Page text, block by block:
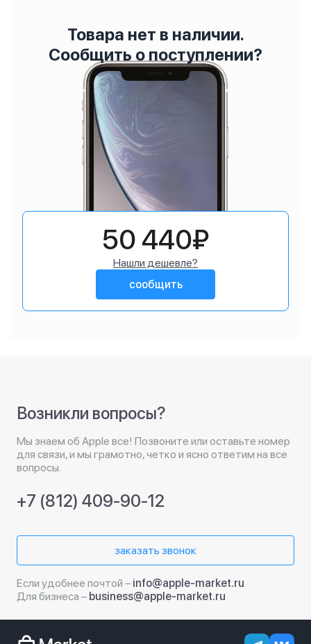
Товара нет в наличии.
Сообщить о поступлении?
50 440₽
Нашли дешевле?
сообщить
Возникли вопросы?
Мы знаем об Apple все! Позвоните или оставьте номер
для связи, и мы грамотно, четко и ясно ответим на все
вопросы.
+7 (812) 409-90-12
заказать звонок
Если удобнее почтой – info@apple-market.ru
Для бизнеса – business@apple-market.ru